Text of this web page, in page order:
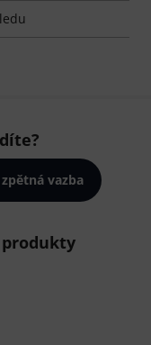
vazba
produkty